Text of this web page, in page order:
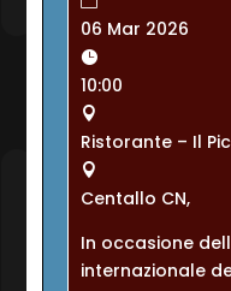
06 Mar 2026
10:00
Ristorante – Il
Centallo CN,
In occasione
internazionale